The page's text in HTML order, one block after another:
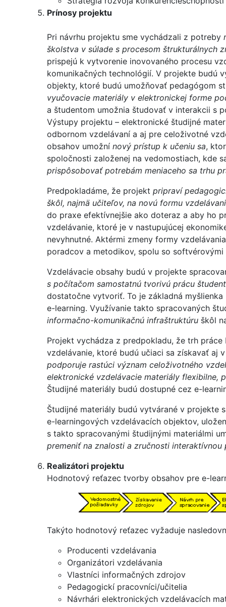
Prínosy projektu
Pri návrhu projektu sme vychádzali z potreby
školstva v súlade s procesom štrukturálnych
prispejú k vytvorenie inovovaného procesu
komunikačných technológií. V projekte budú
objekty, ktoré budú umožňovať pedagógom
vyučovacie materiály v elektronickej forme
a študentom umožnia študovať v interakcii s
Výstupy projektu – elektronické študijné
odbornom vzdelávaní a aj pre celoživotné
obsahov umožní nový prístup k učeniu sa,
spoločnosti založenej na vedomostiach, kde
prispôsobovať potrebám meniaceho sa trhu
Predpokladáme, že projekt pripraví
škôl, najmä učiteľov, na novú formu
do praxe efektívnejšie ako doteraz a aby ho
vzdelávanie, ktoré je v nastupujúcej
nevyhnutné. Aktérmi zmeny formy
poradcov a metodikov, spolu so
Vzdelávacie obsahy budú v projekte
s počítačom samostatnú tvorivú prácu
dostatočne vytvoriť. To je základná
e-learning. Využívanie takto spracovaných
informačno-komunikačnú infraštruktúru škôl
Projekt vychádza z predpokladu, že trh
vzdelávanie, ktoré budú učiaci sa získavať aj
podporuje rastúci význam celoživotného
elektronické vzdelávacie materiály flexibilne,
Študijné materiály budú dostupné cez e-
Študijné materiály budú vytvárané v projekte
e-learningových vzdelávacích objektov,
s takto spracovanými študijnými materiálmi
premeniť na znalosti a zručnosti interaktívnou
Realizátori projektu
Hodnotový reťazec tvorby obsahov pre e-
Takýto hodnotový reťazec vyžaduje
Producenti vzdelávania
Organizátori vzdelávania
Vlastníci informačných zdrojov
Pedagogickí pracovníci/učitelia
Návrhári elektronických vzdelávacích